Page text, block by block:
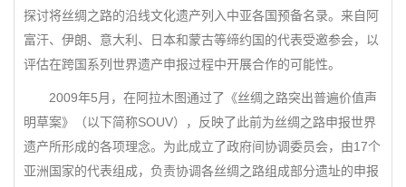
探讨将丝绸之路的沿线文化遗产列入中亚各国预备名录。来自阿
富汗、伊朗、意大利、日本和蒙古等缔约国的代表受邀参会，以
评估在跨国系列世界遗产申报过程中开展合作的可能性。
2009年5月，在阿拉木图通过了《丝绸之路突出普遍价值声
明草案》（以下简称SOUV），反映了此前为丝绸之路申报世界
遗产所形成的各项理念。为此成立了政府间协调委员会，由17个
亚洲国家的代表组成，负责协调各丝绸之路组成部分遗址的申报